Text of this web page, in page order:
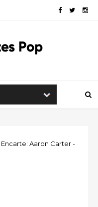
Encarte: Aaron Carter -